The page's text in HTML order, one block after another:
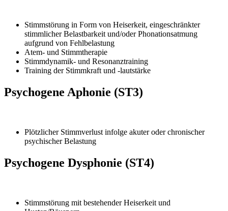
Stimmstörung in Form von Heiserkeit, eingeschränkter
stimmlicher Belastbarkeit und/oder Phonationsatmung
aufgrund von Fehlbelastung
Atem- und Stimmtherapie
Stimmdynamik- und Resonanztraining
Training der Stimmkraft und -lautstärke
Psychogene Aphonie (ST3)
Plötzlicher Stimmverlust infolge akuter oder chronischer
psychischer Belastung
Psychogene Dysphonie (ST4)
Stimmstörung mit bestehender Heiserkeit und